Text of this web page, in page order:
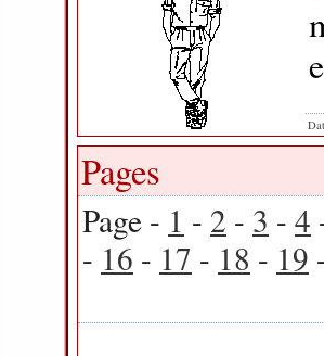
Pages
Page - 1 - 2 - 3 - 4
- 16 - 17 - 18 - 19